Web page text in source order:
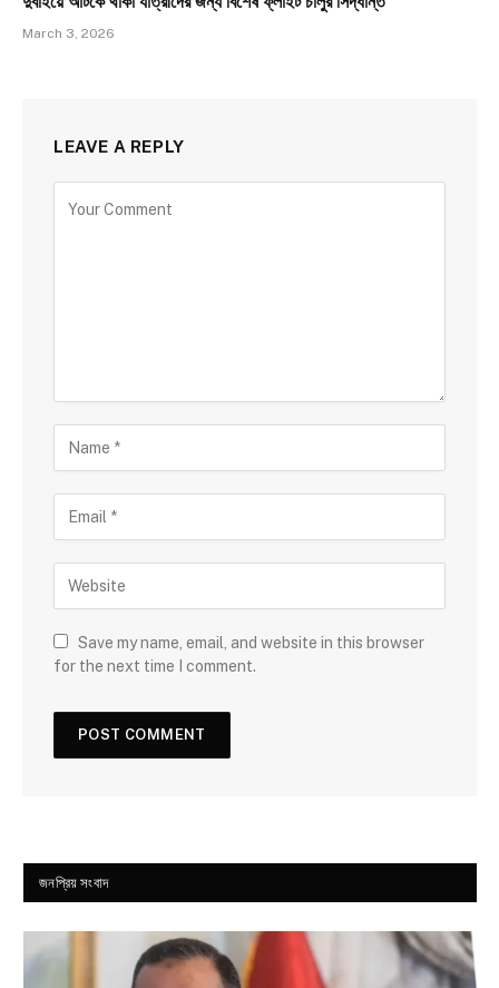
March 3, 2026
LEAVE A REPLY
Save my name, email, and website in this browser
for the next time I comment.
জনপ্রিয় সংবাদ